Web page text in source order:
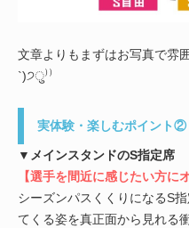
文章よりもまずはお写真で
`)੭ु⁾⁾
実体験・楽しむポイント②
▼メインスタンドのS指定席
【選手を間近に感じたい方に
シーズンパスくくりになるS
てくる姿を真正面から見れる